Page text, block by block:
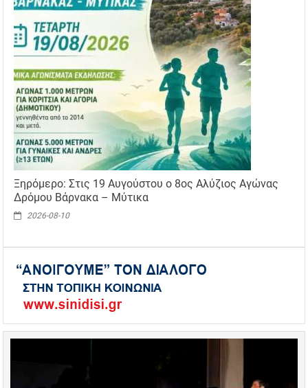
Ξηρόμερο: Στις 19 Αυγούστου ο 8ος Αλύζιος Αγώνας
Δρόμου Βάρνακα – Μύτικα
2026-08-10